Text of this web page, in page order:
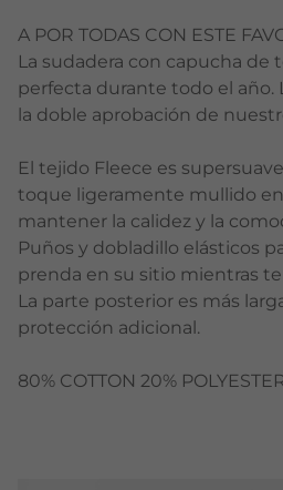
A POR TODAS CON ESTE
La sudadera con capucha de
perfecta durante todo el año.
la doble aprobación de
El tejido Fleece es
toque ligeramente mullido
mantener la calidez y la
Puños y dobladillo elásticos
prenda en su sitio mientras
La parte posterior es más
protección adicional.
80% COTTON 20%